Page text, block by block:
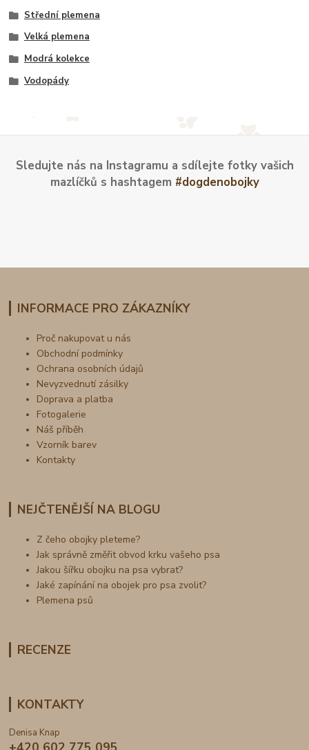
Střední plemena
Velká plemena
Modrá kolekce
Vodopády
Sledujte nás na Instagramu a sdílejte fotky vašich
mazlíčků s hashtagem #dogdenobojky
INFORMACE PRO ZÁKAZNÍKY
Proč nakupovat u nás
Obchodní podmínky
Ochrana osobních údajů
Nevyzvednutí zásilky
Doprava a platba
Fotogalerie
Náš příběh
Vzorník barev
Kontakty
NEJČTENĚJŠÍ NA BLOGU
Z čeho obojky pleteme?
Jak správně změřit obvod krku vašeho psa
Jakou šířku obojku na psa vybrat?
Jaké zapínání na obojek pro psa zvolit?
Plemena psů
RECENZE
KONTAKTY
Denisa Knap